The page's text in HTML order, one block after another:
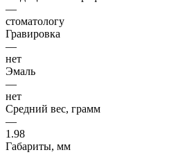
—
стоматологу
Гравировка
—
нет
Эмаль
—
нет
Средний вес, грамм
—
1.98
Габариты, мм